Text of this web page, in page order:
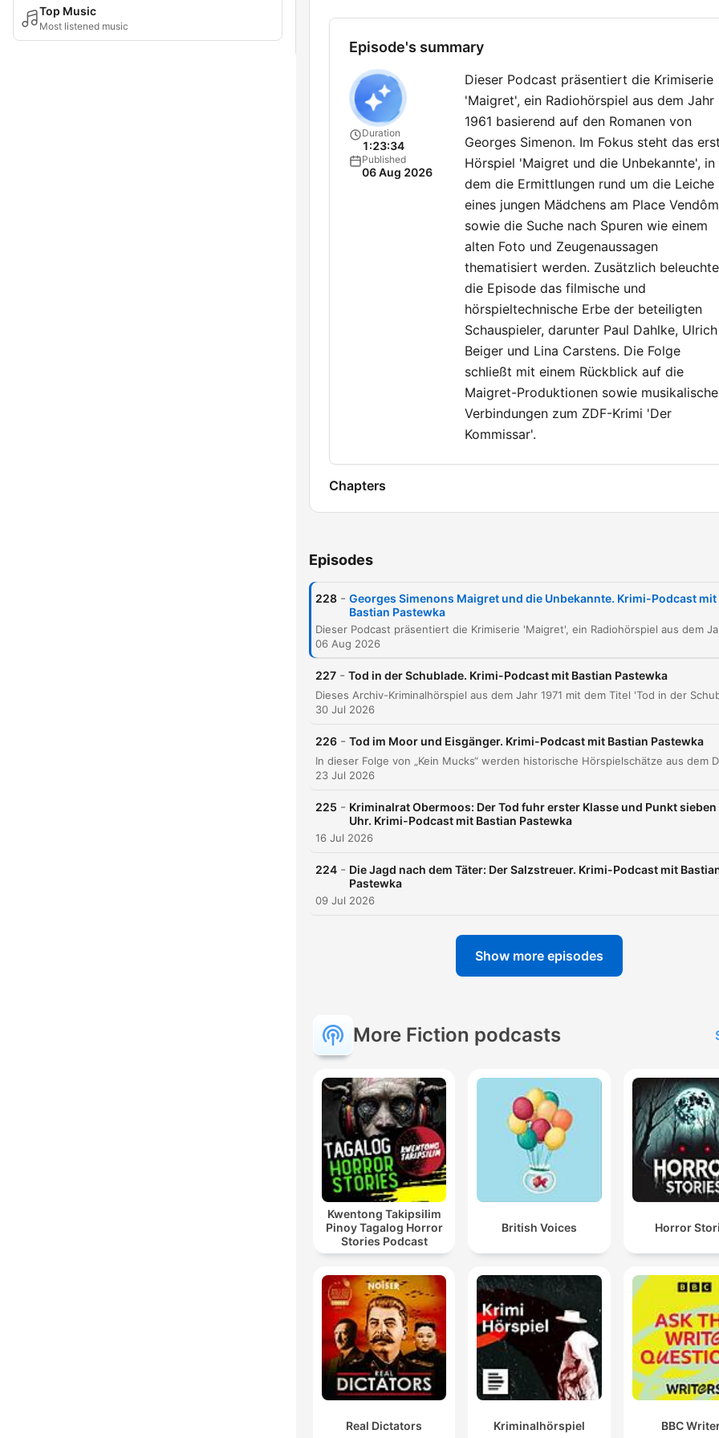
Top Music
Most listened music
wieder die Frage: Wer ist
Pastewka, dazu Bonusinfos,
Biografisches und Nonsens.
Donnerstags zuerst in ARD
Sounds:
https://1.ard.de/keinmucks
Episode's summary
Duration
1:23:34
Published
06 Aug 2026
Dieser Podcast präsentiert die Krimiserie
'Maigret', ein Radiohörspiel aus dem Jahr
1961 basierend auf den Romanen von
Georges Simenon. Im Fokus steht das
Hörspiel 'Maigret und die Unbekannte', in
dem die Ermittlungen rund um die Leiche
eines jungen Mädchens am Place
sowie die Suche nach Spuren wie einem
alten Foto und Zeugenaussagen
thematisiert werden. Zusätzlich
die Episode das filmische und
hörspieltechnische Erbe der beteiligten
Schauspieler, darunter Paul Dahlke, Ulrich
Beiger und Lina Carstens. Die Folge
schließt mit einem Rückblick auf die
Maigret-Produktionen sowie
Verbindungen zum ZDF-Krimi 'Der
Kommissar'.
Chapters
Willkommen bei Kein Mucks mit Bastian
00:18:07 Die Ermittlungen beginnen
Die Suche nach der Herkunft: Rue de Clichy
00:36:44
Neue Erkenntnisse und die Verbindung zu
Armandieu
00:47:04
Das Telefonat aus Florenz und der Inhalt des
00:50:15 Ermittlungen in der Pickwick Bar
Rückblick auf die Maigret-Serie und Paul Dahlke
Ulrich Beiger: Vom Inspektor zum Edgar-
Lina Carstens: Eine Legende des Rundfunks
Highlights
Maigret ist kein genialer Superdetektiv wie etwa
Sherlock Holmes, sondern ein bürgerlicher,
empathischer Kommissar.
00:02:15 · Der Moderator beschreibt die besondere Art und
Arbeitsweise des Protagonisten Maigret.
Er hat das Mädchen... Louise Labois. ...hereinkommen
Abendkleid so schäbig war.
00:37:17 · Ein Zeuge aus dem Nachtlokal liefert ein wichtiges
Detail über das Erscheinungsbild des Opfers am Tatabend.
Ein Gast. Was für ein Gast? Ein großer Kerl mit einer
Narbe im Gesicht, den ich nicht kenne.
Hinweis auf die Anwesenheit eines verdächtigen Mannes
Episodes
228 - Georges Simenons Maigret und die Unbekannte. Krimi-Podcast mit
Bastian Pastewka
06 Aug 2026
227 - Tod in der Schublade. Krimi-Podcast mit Bastian Pastewka
30 Jul 2026
226 - Tod im Moor und Eisgänger. Krimi-Podcast mit Bastian Pastewka
23 Jul 2026
225 - Kriminalrat Obermoos: Der Tod fuhr erster Klasse und Punkt sieben
Uhr. Krimi-Podcast mit Bastian Pastewka
16 Jul 2026
224 - Die Jagd nach dem Täter: Der Salzstreuer. Krimi-Podcast mit
Pastewka
09 Jul 2026
Show more episodes
More Fiction podcasts
Kwentong Takipsilim
Pinoy Tagalog Horror
Stories Podcast
British Voices Horror
Real Dictators Kriminalhörspiel BBC